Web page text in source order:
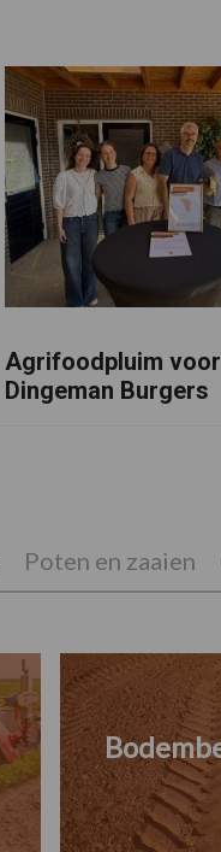
Agrifoodpluim
Dingeman Burgers
Poten en zaaien